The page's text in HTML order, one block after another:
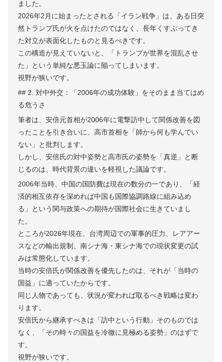
ました。
2026年2月に始まったとされる「イラン戦争」は、ある日突
然トランプ氏が火を点けたのではなく、長年くすぶってき
た対立が表面化したものと見るべきです。
この構造が見えていないと、「トランプが世界を混乱させ
た」という単純な悪玉論に陥ってしまいます。
視野が狭いです。
## 2. 対中外交：「2006年の成功体験」をそのまま当てはめ
る危うさ
筆者は、安倍元首相が2006年に電撃訪中して関係改善を図
ったことを引き合いに、高市首相を「師から何も学んでい
ない」と批判します。
しかし、安倍氏の対中姿勢と高市氏の姿勢を「真逆」と断
じるのは、時代背景の違いを軽視した議論です。
2006年当時、中国の国防費は現在の数分の一であり、「経
済的相互依存を深めれば中国も国際協調路線に組み込め
る」という関与政策への期待が国際社会に生きていまし
た。
ところが2026年現在、台湾周辺での軍事的圧力、レアアー
スなどの輸出規制、南シナ海・東シナ海での現状変更の試
みは常態化しています。
当時の安倍氏が関係改善を優先したのは、それが「当時の
国益」に適っていたからです。
同じ人物であっても、状況が変われば取るべき戦略は変わ
ります。
安倍氏から継承すべきは「訪中という行動」そのものでは
なく、「その時々の国益を冷徹に見極める姿勢」のはずで
す。
視野が狭いです。